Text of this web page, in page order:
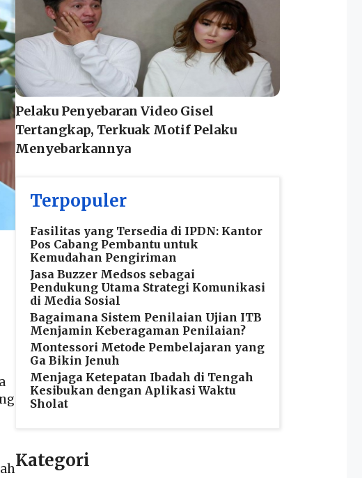
Pelaku Penyebaran Video Gisel
Tertangkap, Terkuak Motif Pelaku
Menyebarkannya
Terpopuler
Fasilitas yang Tersedia di IPDN: Kantor
Pos Cabang Pembantu untuk
Kemudahan Pengiriman
Jasa Buzzer Medsos sebagai
Pendukung Utama Strategi Komunikasi
di Media Sosial
Bagaimana Sistem Penilaian Ujian ITB
Menjamin Keberagaman Penilaian?
Montessori Metode Pembelajaran yang
Ga Bikin Jenuh
Menjaga Ketepatan Ibadah di Tengah
Kesibukan dengan Aplikasi Waktu
Sholat
Kategori